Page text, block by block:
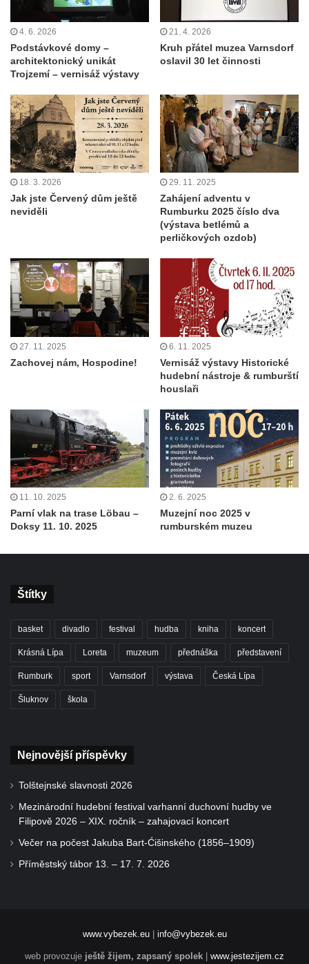
4. 6. 2026
Podstávkové domy –
architektonický unikát
Trojzemí – vernisáž výstavy
21. 4. 2026
Kruh přátel muzea Varnsdorf
oslavil 30 let činnosti
18. 3. 2026
Jak jste Červený dům ještě
neviděli
29. 11. 2025
Zahájení adventu v
Rumburku 2025 číslo dva
(výstava betlémů a
perličkových ozdob)
27. 11. 2025
Zachovej nám, Hospodine!
6. 11. 2025
Vernisáž výstavy Historické
hudební nástroje & rumburští
houslaři
11. 10. 2025
Parní vlak na trase Löbau –
Doksy 11. 10. 2025
2. 6. 2025
Muzejní noc 2025 v
rumburském muzeu
Štítky
basket divadlo festival hudba kniha koncert
Krásná Lípa Loreta muzeum přednáška představení
Rumburk sport Varnsdorf výstava Česká Lípa
Šluknov škola
Nejnovější příspěvky
Tolštejnské slavnosti 2026
Mezinárodní hudební festival varhanní duchovní hudby ve
Filipově 2026 – XIX. ročník – zahajovací koncert
Večer na počest Jakuba Bart-Ćišinského (1856–1909)
Příměstský tábor 13. – 17. 7. 2026
www.vybezek.eu| info@vybezek.eu
web provozuje ještě žijem, zapsaný spolek www.jestezijem.cz